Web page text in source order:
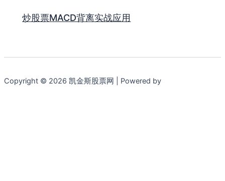
炒股票MACD背离实战应用
Copyright © 2026 凯金斯股票网 | Powered by